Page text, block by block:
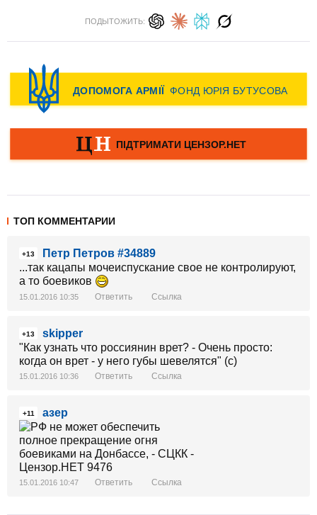
ПОДЫТОЖИТЬ:
ТОП КОММЕНТАРИИ
+13
Петр Петров #34889
...так кацапы мочеиспускание свое не контролируют,
а то боевиков
15.01.2016 10:35 Ответить Ссылка
+13
skipper
"Как узнать что россиянин врет? - Очень просто:
когда он врет - у него губы шевелятся" (с)
15.01.2016 10:36 Ответить Ссылка
+11 азер
15.01.2016 10:47 Ответить Ссылка